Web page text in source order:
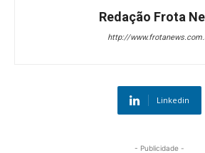
Redação Frota
http://
Linkedin
- Publicidade -